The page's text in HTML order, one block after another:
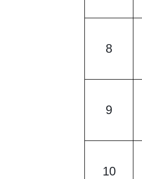
8
9
10